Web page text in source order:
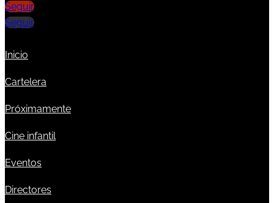
Seguir
Seguir
Inicio
Cartelera
Próximamente
Cine infantil
Eventos
Directores